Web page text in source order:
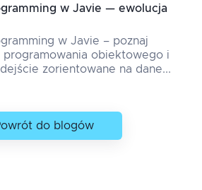
w Javie — ewolucja
w Javie – poznaj
programowania obiektowego i
zorientowane na dane...
do blogów